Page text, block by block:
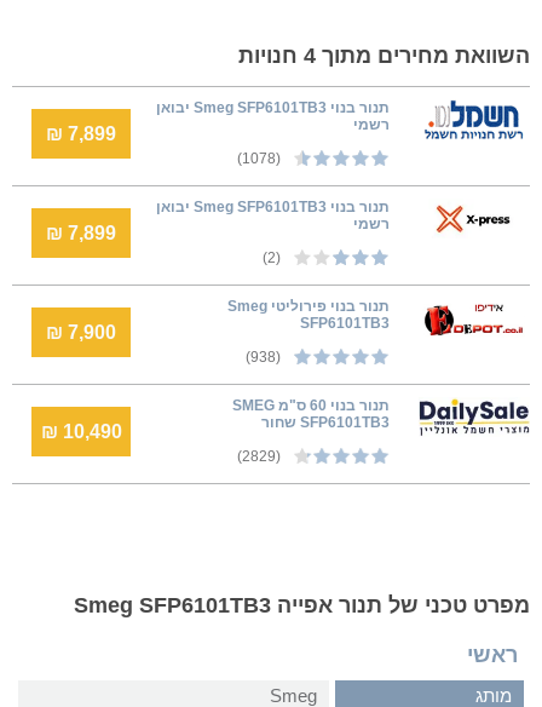
השוואת מחירים מתוך 4 חנויות
‏תנור בנוי Smeg SFP6101TB3 יבואן
רשמי
(1078)
7,899 ₪
‏תנור בנוי Smeg SFP6101TB3 יבואן
רשמי
(2)
7,899 ₪
‏תנור בנוי פירוליטי Smeg
SFP6101TB3
(938)
7,900 ₪
תנור בנוי 60 ס"מ SMEG
SFP6101TB3 שחור
(2829)
10,490 ₪
מפרט טכני של תנור אפייה Smeg SFP6101TB3
ראשי
מותג
Smeg